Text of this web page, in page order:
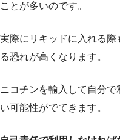
ことが多いのです。
実際にリキッドに入れる
る恐れが高くなります。
ニコチンを輸入して自分
い可能性がでてきます。